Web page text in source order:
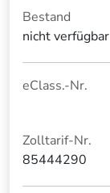
Bestand
nicht verfügbar
eClass.-Nr.
Zolltarif-Nr.
85444290